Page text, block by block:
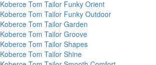
Koberce Tom Tailor Funky Orient
Koberce Tom Tailor Funky Outdoor
Koberce Tom Tailor Garden
Koberce Tom Tailor Groove
Koberce Tom Tailor Shapes
Koberce Tom Tailor Shine